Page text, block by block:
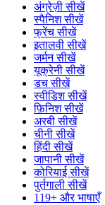
अंग्रेज़ी सीखें
स्पैनिश सीखें
फ्रेंच सीखें
इतालवी सीखें
जर्मन सीखें
यूक्रेनी सीखें
डच सीखें
स्वीडिश सीखें
फ़िनिश सीखें
अरबी सीखें
चीनी सीखें
हिंदी सीखें
जापानी सीखें
कोरियाई सीखें
पुर्तगाली सीखें
119+ और भाषाएँ